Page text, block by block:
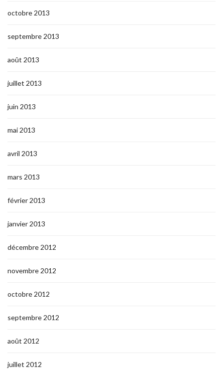
octobre 2013
septembre 2013
août 2013
juillet 2013
juin 2013
mai 2013
avril 2013
mars 2013
février 2013
janvier 2013
décembre 2012
novembre 2012
octobre 2012
septembre 2012
août 2012
juillet 2012